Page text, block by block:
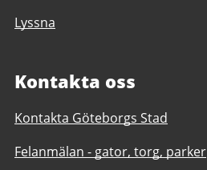
Lyssna
Kontakta oss
Kontakta Göteborgs Stad
Felanmälan - gator, torg, parker